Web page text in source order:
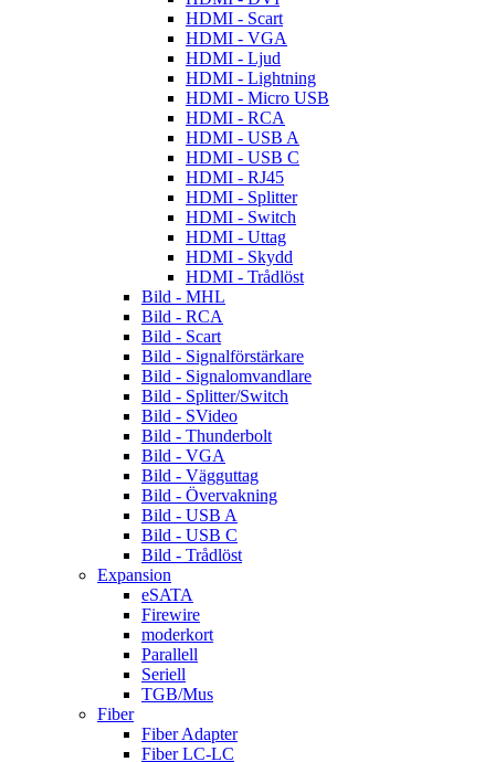
HDMI - Scart
HDMI - VGA
HDMI - Ljud
HDMI - Lightning
HDMI - Micro USB
HDMI - RCA
HDMI - USB A
HDMI - USB C
HDMI - RJ45
HDMI - Splitter
HDMI - Switch
HDMI - Uttag
HDMI - Skydd
HDMI - Trådlöst
Bild - MHL
Bild - RCA
Bild - Scart
Bild - Signalförstärkare
Bild - Signalomvandlare
Bild - Splitter/Switch
Bild - SVideo
Bild - Thunderbolt
Bild - VGA
Bild - Vägguttag
Bild - Övervakning
Bild - USB A
Bild - USB C
Bild - Trådlöst
Expansion
eSATA
Firewire
moderkort
Parallell
Seriell
TGB/Mus
Fiber
Fiber Adapter
Fiber LC-LC